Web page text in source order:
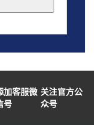
加客服微
号
关注官方公
众号